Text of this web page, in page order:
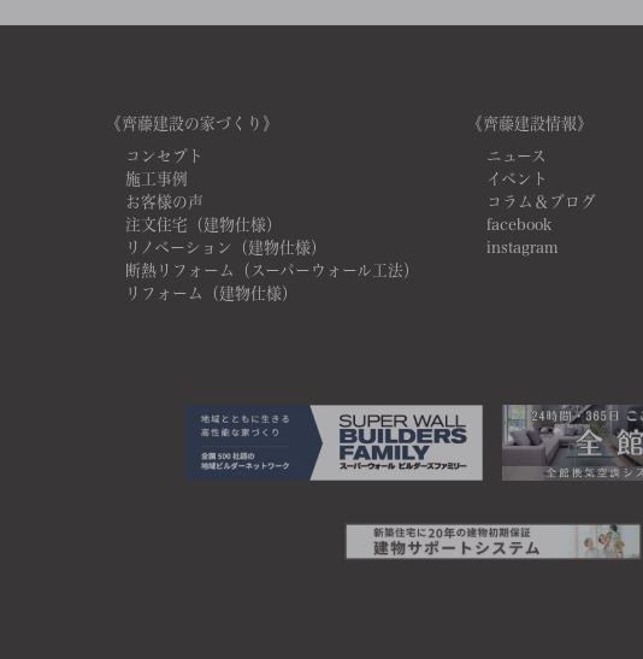
《齊藤建設の家づくり》
コンセプト
施工事例
お客様の声
注文住宅（建物仕様）
リノベーション（建物仕様）
断熱リフォーム（スーパーウォール工法）
リフォーム（建物仕様）
《齊藤建設情報》
ニュース
イベント
コラム＆ブログ
facebook
instagram